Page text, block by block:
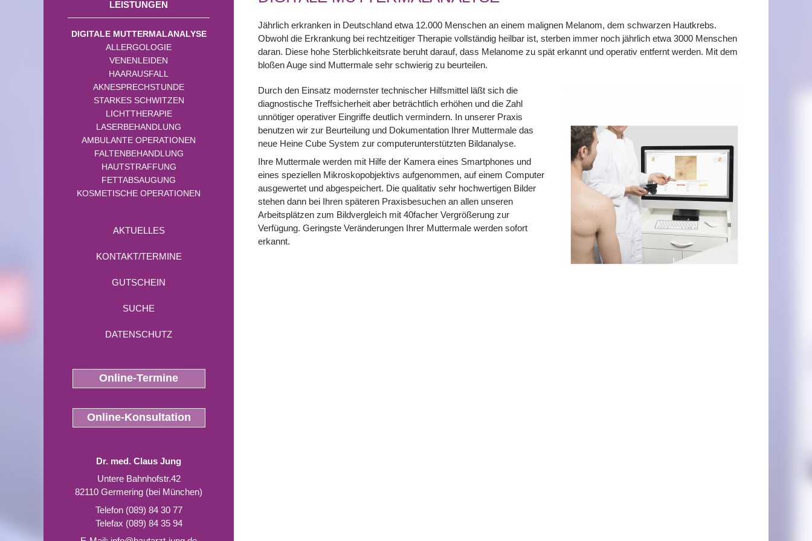
LEISTUNGEN
DIGITALE MUTTERMALANALYSE
ALLERGOLOGIE
VENENLEIDEN
HAARAUSFALL
AKNESPRECHSTUNDE
STARKES SCHWITZEN
LICHTTHERAPIE
LASERBEHANDLUNG
AMBULANTE OPERATIONEN
FALTENBEHANDLUNG
HAUTSTRAFFUNG
FETTABSAUGUNG
KOSMETISCHE OPERATIONEN
AKTUELLES
KONTAKT/TERMINE
GUTSCHEIN
SUCHE
DATENSCHUTZ
Online-Termine
Online-Konsultation
Dr. med. Claus Jung
Untere Bahnhofstr.42
82110 Germering (bei München)
Telefon (089) 84 30 77
Telefax (089) 84 35 94
Jährlich erkranken in Deutschland etwa 12.000 Menschen an einem malignen Melanom, dem schwarzen Hautkrebs.
Obwohl die Erkrankung bei rechtzeitiger Therapie vollständig heilbar ist, sterben immer noch jährlich etwa 3000 Menschen
daran. Diese hohe Sterblichkeitsrate beruht darauf, dass Melanome zu spät erkannt und operativ entfernt werden. Mit dem
bloßen Auge sind Muttermale sehr schwierig zu beurteilen.
Durch den Einsatz modernster technischer Hilfsmittel läßt sich die
diagnostische Treffsicherheit aber beträchtlich erhöhen und die Zahl
unnötiger operativer Eingriffe deutlich vermindern. In unserer Praxis
benutzen wir zur Beurteilung und Dokumentation Ihrer Muttermale das
neue Heine Cube System zur computerunterstützten Bildanalyse.
Ihre Muttermale werden mit Hilfe der Kamera eines Smartphones und
eines speziellen Mikroskopobjektivs aufgenommen, auf einem Computer
ausgewertet und abgespeichert. Die qualitativ sehr hochwertigen Bilder
stehen dann bei Ihren späteren Praxisbesuchen an allen unseren
Arbeitsplätzen zum Bildvergleich mit 40facher Vergrößerung zur
Verfügung. Geringste Veränderungen Ihrer Muttermale werden sofort
erkannt.